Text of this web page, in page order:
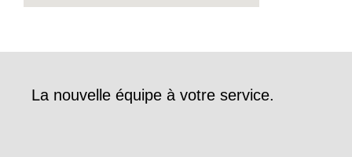
La nouvelle équipe à votre service.